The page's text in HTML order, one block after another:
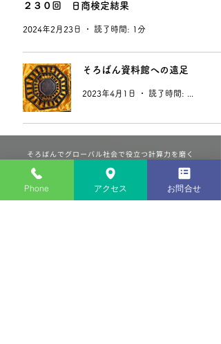
２３０回 日商検定結果
2024年2月23日 読了時間: 1分
そろばん資料館への遠足
2023年4月1日
​そろばんでグローバル社会で役立つ計算力を磨く
​そろばんANMU
Phone アクセス お問合せ